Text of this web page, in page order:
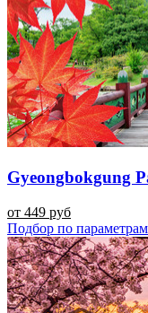
Gyeongbokgung
от 449 руб
Подбор по параметрам